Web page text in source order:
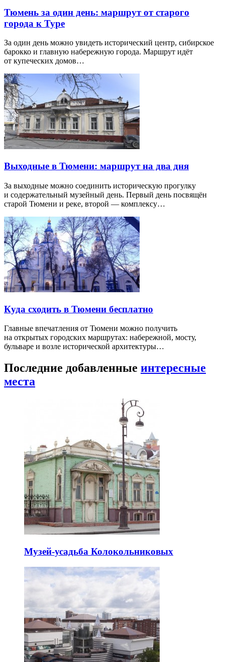
Тюмень за один день: маршрут от старого
города к Туре
За один день можно увидеть исторический центр, сибирское
барокко и главную набережную города. Маршрут идёт
от купеческих домов…
Выходные в Тюмени: маршрут на два дня
За выходные можно соединить историческую прогулку
и содержательный музейный день. Первый день посвящён
старой Тюмени и реке, второй — комплексу…
Куда сходить в Тюмени бесплатно
Главные впечатления от Тюмени можно получить
на открытых городских маршрутах: набережной, мосту,
бульваре и возле исторической архитектуры…
Последние добавленные интересные
места
Музей-усадьба Колокольниковых